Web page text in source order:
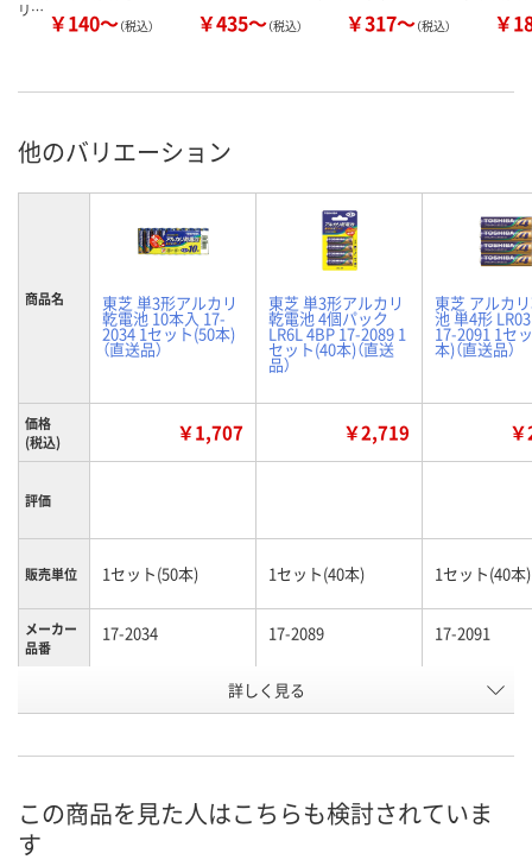
リ… ￥140～（税込） ￥435～（税込） ￥317～（税込） ￥
他のバリエーション
商品名 東芝 単3形アルカリ
乾電池 10本入 17-
2034 1セット(50本)
（直送品）
東芝 単3形アルカリ
乾電池 4個パック
LR6L 4BP 17-2089 1
セット(40本)（直送
品）
東芝 アルカ
池 単4形
17-2091 1セ
本)（直送品）
価格
(税込)
￥1,707 ￥2,719
評価
販売単位 1セット(50本) 1セット(40本) 1セット(40本)
メーカー
品番
17-2034 17-2089 17-2091
XH37134 XH37136
詳しく見る
この商品を見た人はこちらも検討されていま
す